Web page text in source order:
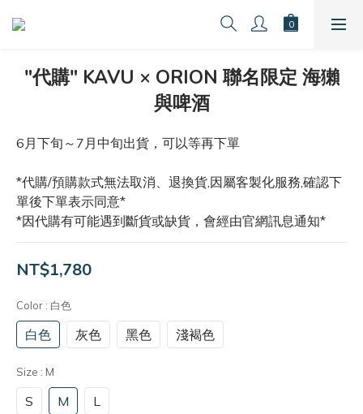
"代購" KAVU × ORION 聯名限定 海獺
與啤酒
6月下旬～7月中旬出貨，可以等再下單
*代購/預購款式無法取消、退換貨,因屬客製化服務,確認下
單後下單表示同意*
*因代購有可能遇到斷貨或缺貨，會經由官網訊息通知*
NT$1,780
Color : 白色
白色 灰色 黑色 淺褐色
Size : M
S M L